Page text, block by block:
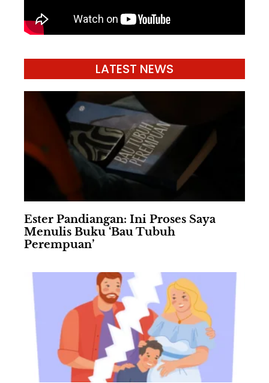
LATEST NEWS
Ester Pandiangan: Ini Proses Saya
Menulis Buku ‘Bau Tubuh
Perempuan’